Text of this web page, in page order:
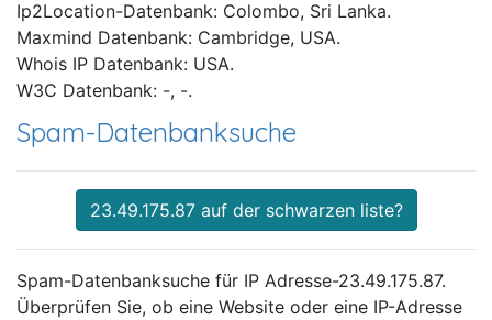
Ip2Location-Datenbank: Colombo, Sri Lanka.
Maxmind Datenbank: Cambridge, USA.
Whois IP Datenbank: USA.
W3C Datenbank: -, -.
Spam-Datenbanksuche
23.49.175.87 auf der schwarzen liste?
Spam-Datenbanksuche für IP Adresse-23.49.175.87.
Überprüfen Sie, ob eine Website oder eine IP-Adresse